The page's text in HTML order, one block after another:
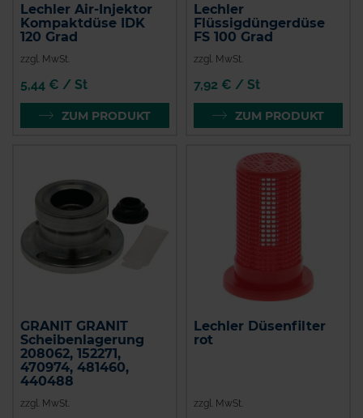
Lechler Air-Injektor
Kompaktdüse IDK
120 Grad
zzgl. MwSt.
5,44 € / St
ZUM PRODUKT
Lechler
Flüssigdüngerdüse
FS 100 Grad
zzgl. MwSt.
7,92 € / St
ZUM PRODUKT
GRANIT GRANIT
Scheibenlagerung
208062, 152271,
470974, 481460,
440488
zzgl. MwSt.
Lechler Düsenfilter
rot
zzgl. MwSt.